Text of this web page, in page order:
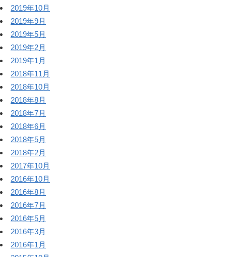
2019年10月
2019年9月
2019年5月
2019年2月
2019年1月
2018年11月
2018年10月
2018年8月
2018年7月
2018年6月
2018年5月
2018年2月
2017年10月
2016年10月
2016年8月
2016年7月
2016年5月
2016年3月
2016年1月